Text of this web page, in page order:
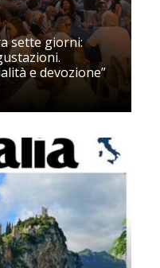
sette giorni:
e devozione”